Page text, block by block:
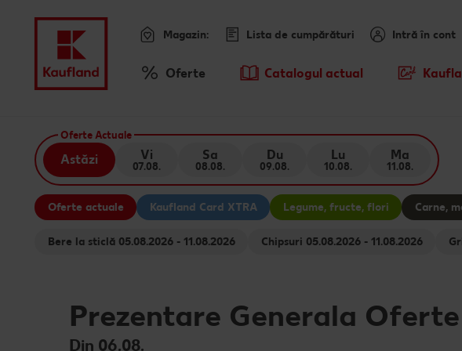
Sari la
Conținut principal
Subsol
Meniu Oferte Catalogul actual
Oferte
XTRA
Kaufland
Romaniei"
ușor
Magazin: Intră în cont
Lista de cumpărături
Oferte Actuale
Astăzi Vi
07.08.
Sa
08.08.
Du
09.08.
Lu
10.08.
Ma
11.08.
Oferte actuale Kaufland Card XTRA Legume, fructe, flori Carne,
Bere la sticlă 05.08.2026 - 11.08.2026 Chipsuri 05.08.2026 - 11.08.2026
Prezentare Generala Oferte
Din 06.08.